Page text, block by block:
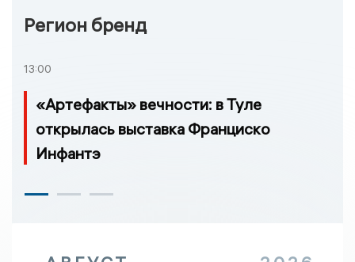
Регион бренд
13:00
«Артефакты» вечности: в Туле
открылась выставка Франциско
Инфантэ